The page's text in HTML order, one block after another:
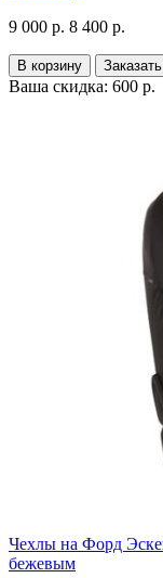
9 000 р. 8 400 р.
В корзину Заказать
Ваша скидка: 600 р.
Чехлы на Форд
бежевым